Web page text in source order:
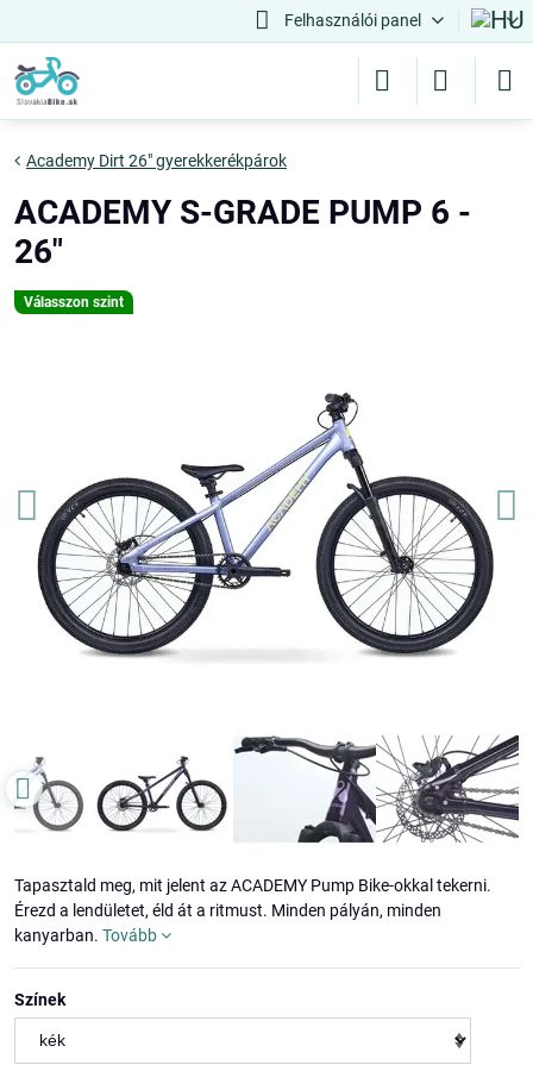
Felhasználói panel
Válasszon szint
Academy Dirt 26" gyerekkerékpárok
ACADEMY S-GRADE PUMP 6 -
26"
Tapasztald meg, mit jelent az ACADEMY Pump Bike-okkal tekerni.
Érezd a lendületet, éld át a ritmust. Minden pályán, minden
kanyarban. Tovább
Színek